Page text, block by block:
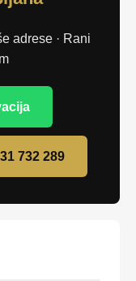
adrese · Rani
732 289